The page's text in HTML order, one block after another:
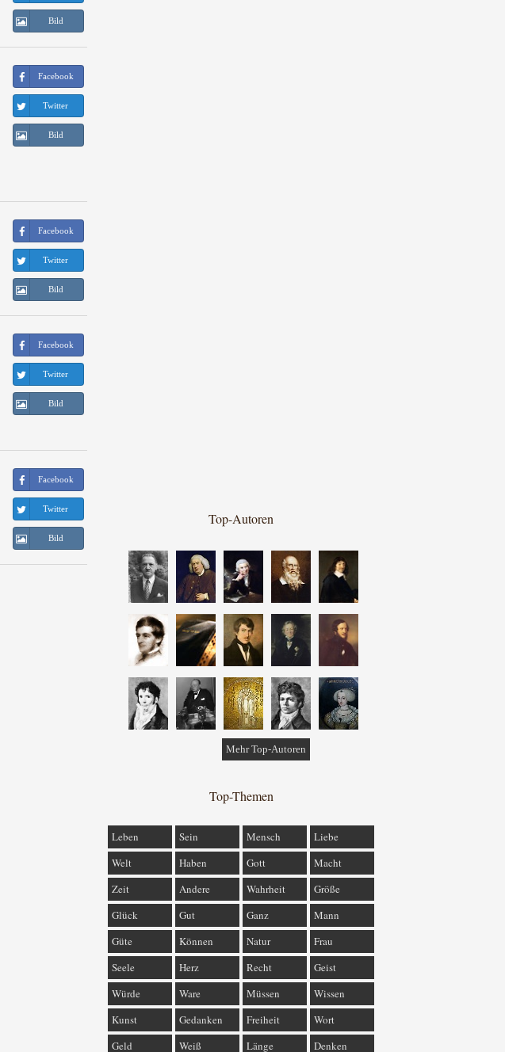
Bild
Facebook
Twitter
Bild
Facebook
Twitter
Bild
Facebook
Twitter
Bild
Facebook
Twitter
Bild
Top-Autoren
Mehr Top-Autoren
Top-Themen
Leben Sein Mensch
Liebe
Welt
Haben Gott
Macht
Zeit
Andere Wahrheit
Größe
Glück
Gut Ganz
Mann
Güte
Können Natur
Frau
Seele
Herz Recht
Geist
Würde
Ware Müssen
Wissen
Kunst
Gedanken Freiheit
Wort
Geld
Weiß Länge Denken